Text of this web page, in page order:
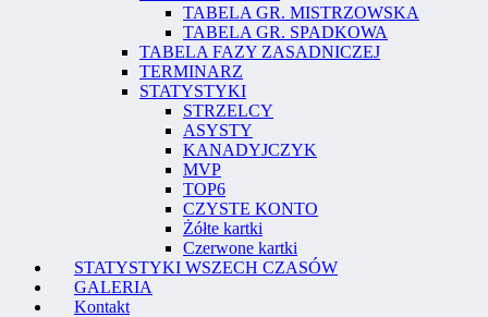
TABELA GR. MISTRZOWSKA
TABELA GR. SPADKOWA
TABELA FAZY ZASADNICZEJ
TERMINARZ
STATYSTYKI
STRZELCY
ASYSTY
KANADYJCZYK
MVP
TOP6
CZYSTE KONTO
Żółte kartki
Czerwone kartki
STATYSTYKI WSZECH CZASÓW
GALERIA
Kontakt